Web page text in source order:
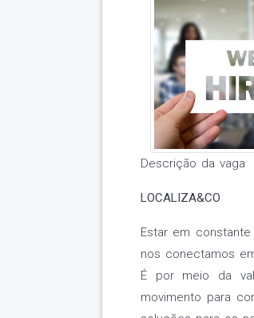
Descrição da vaga
LOCALIZA&CO
Estar em
nos conectamos
É por meio da
movimento para